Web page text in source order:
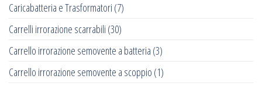
Caricabatteria e Trasformatori (7)
Carrelli irrorazione scarrabili (30)
Carrello irrorazione semovente a batteria (3)
Carrello irrorazione semovente a scoppio (1)